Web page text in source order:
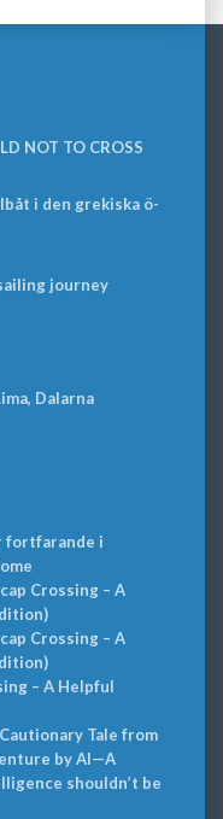
NOT TO CROSS
i den grekiska ö-
journey
Dalarna
fortfarande i
Crossing – A
Crossing – A
– A Helpful
Tale from
by AI—A
shouldn’t be